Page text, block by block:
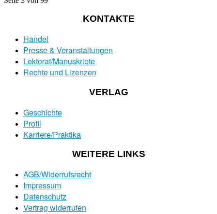
KONTAKTE
Handel
Presse & Veranstaltungen
Lektorat/Manuskripte
Rechte und Lizenzen
VERLAG
Geschichte
Profil
Karriere/Praktika
WEITERE LINKS
AGB/Widerrufsrecht
Impressum
Datenschutz
Vertrag widerrufen